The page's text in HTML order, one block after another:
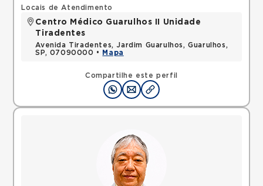
Compartilhe este perfil
Locais de Atendimento
Centro Médico Guarulhos II Unidade
Tiradentes
Avenida Tiradentes, Jardim Guarulhos, Guarulhos,
SP, 07090000 •
Mapa